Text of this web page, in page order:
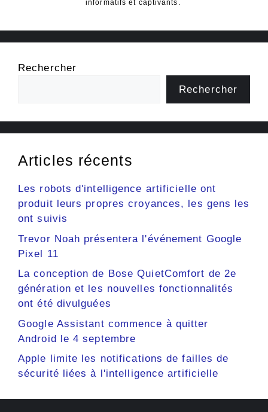
informatifs et captivants.
Rechercher
Rechercher
Articles récents
Les robots d'intelligence artificielle ont
produit leurs propres croyances, les gens les
ont suivis
Trevor Noah présentera l'événement Google
Pixel 11
La conception de Bose QuietComfort de 2e
génération et les nouvelles fonctionnalités
ont été divulguées
Google Assistant commence à quitter
Android le 4 septembre
Apple limite les notifications de failles de
sécurité liées à l'intelligence artificielle